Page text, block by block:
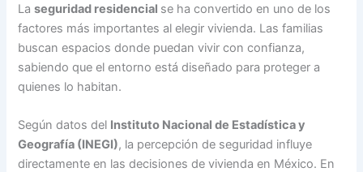
Laseguridad residencial se ha convertido en uno de los
factores más importantes al elegir vivienda. Las familias
buscan espacios donde puedan vivir con confianza,
sabiendo que el entorno está diseñado para proteger a
quienes lo habitan.
Según datos del Instituto Nacional de Estadística y
Geografía (INEGI), la percepción de seguridad influye
directamente en las decisiones de vivienda en México. En